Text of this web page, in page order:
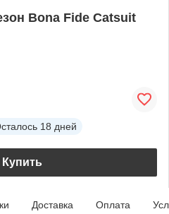
Bona Fide Catsuit
18 дней
Купить
Доставка Оплата